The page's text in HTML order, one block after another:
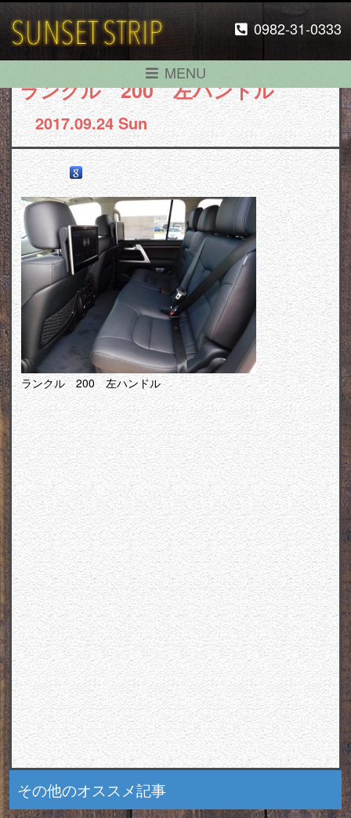
0982-31-0333
MENU
ランクル 200 左ハンドル
2017.09.24 Sun
ランクル 200 左ハンドル
その他のオススメ記事